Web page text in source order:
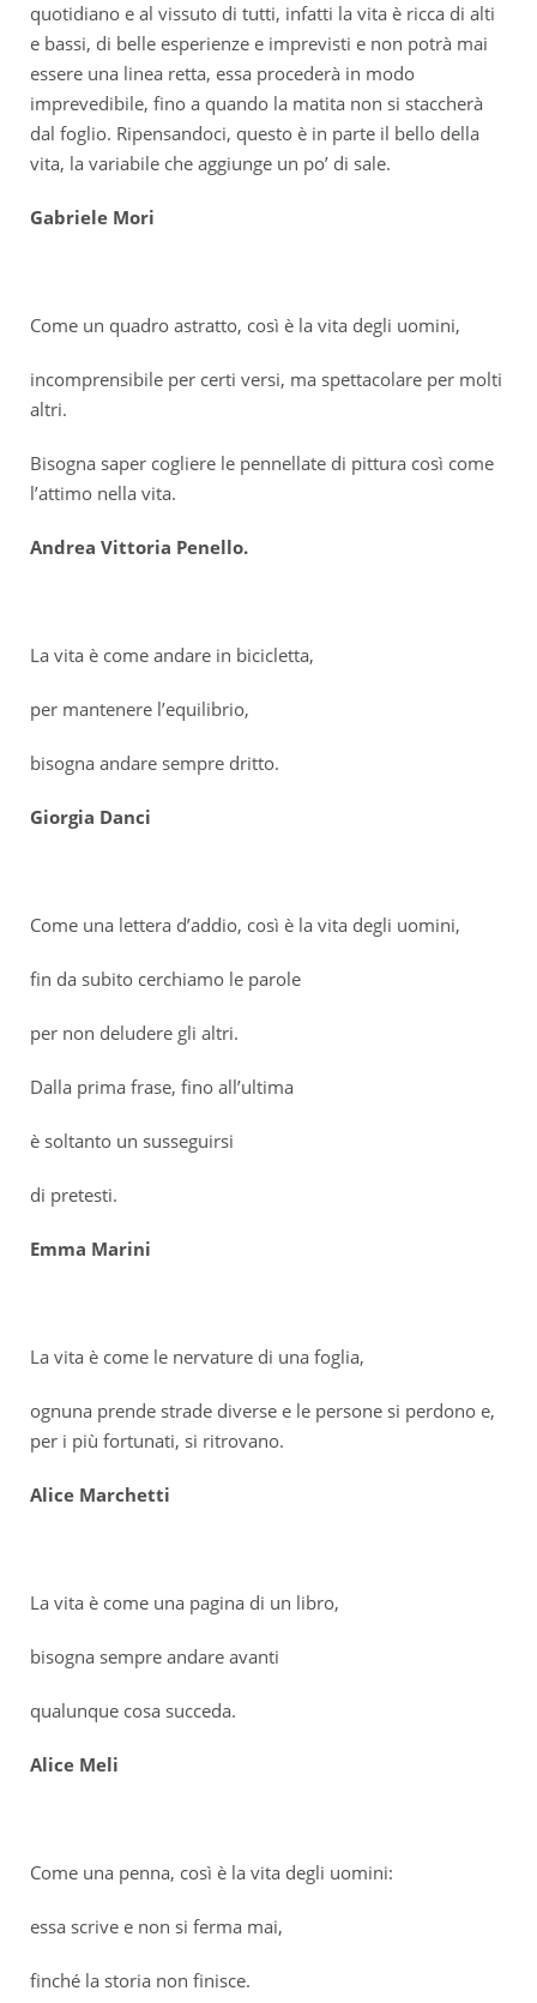
quotidiano e al vissuto di tutti, infatti la vita è ricca di alti
e bassi, di belle esperienze e imprevisti e non potrà mai
essere una linea retta, essa procederà in modo
imprevedibile, fino a quando la matita non si staccherà
dal foglio. Ripensandoci, questo è in parte il bello della
vita, la variabile che aggiunge un po’ di sale.
Gabriele Mori
Come un quadro astratto, così è la vita degli uomini,
incomprensibile per certi versi, ma spettacolare per molti
altri.
Bisogna saper cogliere le pennellate di pittura così come
l’attimo nella vita.
Andrea Vittoria Penello.
La vita è come andare in bicicletta,
per mantenere l’equilibrio,
bisogna andare sempre dritto.
Giorgia Danci
Come una lettera d’addio, così è la vita degli uomini,
fin da subito cerchiamo le parole
per non deludere gli altri.
Dalla prima frase, fino all’ultima
è soltanto un susseguirsi
di pretesti.
Emma Marini
La vita è come le nervature di una foglia,
ognuna prende strade diverse e le persone si perdono e,
per i più fortunati, si ritrovano.
Alice Marchetti
La vita è come una pagina di un libro,
bisogna sempre andare avanti
qualunque cosa succeda.
Alice Meli
Come una penna, così è la vita degli uomini:
essa scrive e non si ferma mai,
finché la storia non finisce.